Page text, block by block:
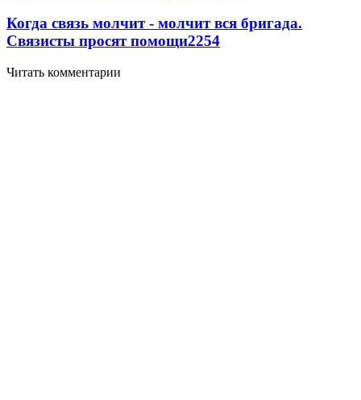
Когда связь молчит - молчит вся бригада.
Связисты просят помощи2254
Читать комментарии